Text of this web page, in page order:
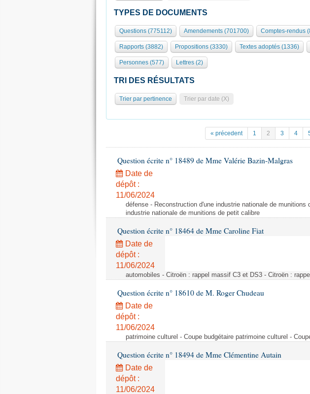
TYPES DE DOCUMENTS
Questions (775112) Amendements (701700) Comptes-rendus
Rapports (3882) Propositions (3330) Textes adoptés (1336)
Personnes (577) Lettres (2)
TRI DES RÉSULTATS
Trier par pertinence Trier par date (X)
« précedent 1 2 3 4
Question écrite n° 18489 de Mme Valérie Bazin-Malgras
Date de
dépôt :
11/06/2024
défense - Reconstruction d'une industrie nationale de munitions
industrie nationale de munitions de petit calibre
Question écrite n° 18464 de Mme Caroline Fiat
Date de
dépôt :
11/06/2024
automobiles - Citroën : rappel massif C3 et DS3 - Citroën :
Question écrite n° 18610 de M. Roger Chudeau
Date de
dépôt :
11/06/2024
patrimoine culturel - Coupe budgétaire patrimoine culturel -
Question écrite n° 18494 de Mme Clémentine Autain
Date de
dépôt :
11/06/2024